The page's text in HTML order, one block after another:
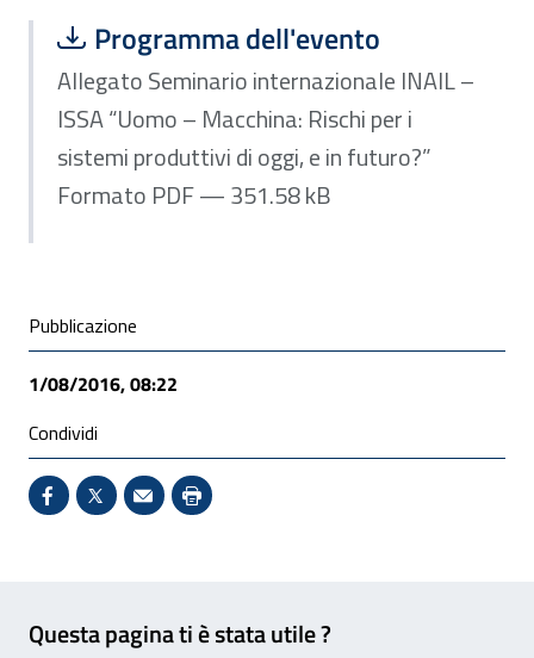
Scarica file:
Programma dell'evento
Formato PDF — Dimensione 351.58 kB
Allegato Seminario internazionale INAIL –
ISSA “Uomo – Macchina: Rischi per i
sistemi produttivi di oggi, e in futuro?”
Formato PDF — 351.58 kB
Condivisione social
Pubblicazione
1/08/2016, 08:22
Condividi
Condividi su Facebook - Sito esterno - Apertura in
X - Sito esterno - Apertura in nuova finestra
Invio Mail: apre il programma di posta
Stampa pagina: scelta meno
Questa pagina ti è stata utile ?